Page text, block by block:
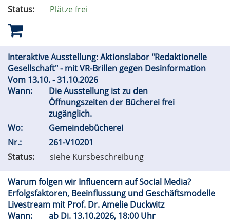
Status:
Plätze frei
Interaktive Ausstellung: Aktionslabor "Redaktionelle
Gesellschaft" - mit VR-Brillen gegen Desinformation
Vom 13.10. - 31.10.2026
Wann:
Die Ausstellung ist zu den
Öffnungszeiten der Bücherei frei
zugänglich.
Wo:
Gemeindebücherei
Nr.:
261-V10201
Status:
siehe Kursbeschreibung
Warum folgen wir Influencern auf Social Media?
Erfolgsfaktoren, Beeinflussung und Geschäftsmodelle
Livestream mit Prof. Dr. Amelie Duckwitz
Wann:
ab Di. 13.10.2026, 18:00 Uhr